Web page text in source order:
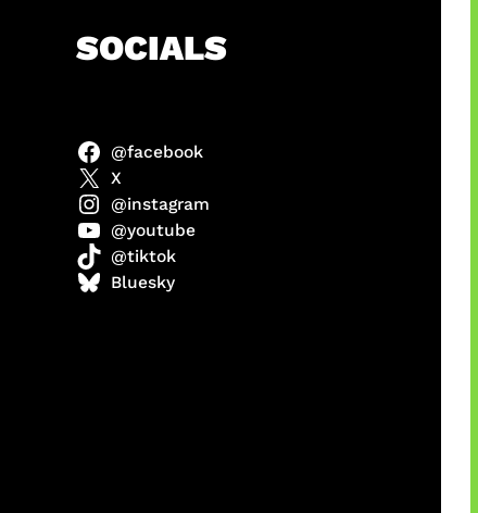
SOCIALS
@facebook
X
@instagram
@youtube
@tiktok
Bluesky